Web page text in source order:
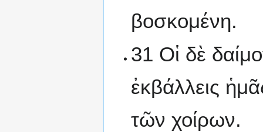
βοσκομένη.
31 Οἱ δὲ
ἐκβάλλεις
τῶν χοίρων.